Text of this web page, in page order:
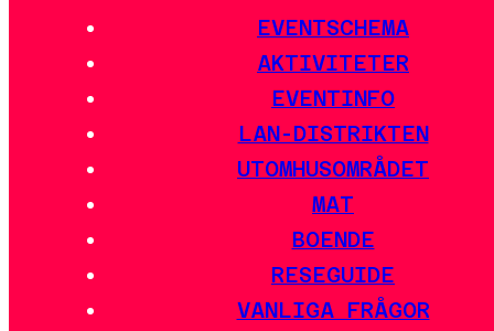
EVENTSCHEMA
AKTIVITETER
EVENTINFO
LAN-DISTRIKTEN
UTOMHUSOMRÅDET
MAT
BOENDE
RESEGUIDE
VANLIGA FRÅGOR